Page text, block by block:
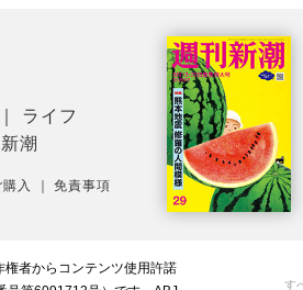
ライフ
潮
購入 ｜免責事項
者からコンテンツ使用許諾
す